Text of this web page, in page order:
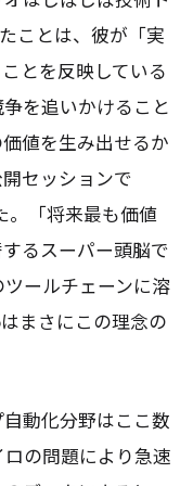
ことは、彼が「実
とを反映している
を追いかけること
値を生み出せるか
セッションで
。「将来最も価値
るスーパー頭脳で
ールチェーンに溶
まさにこの理念の
動化分野はここ数
の問題により急速